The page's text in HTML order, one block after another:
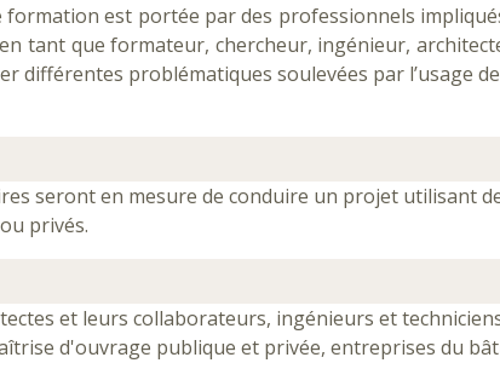
est portée par des professionnels
tant que formateur, chercheur, ingénieur,
différentes problématiques soulevées par l’usage
seront en mesure de conduire un projet utilisant
privés.
et leurs collaborateurs, ingénieurs et
d'ouvrage publique et privée, entreprises du